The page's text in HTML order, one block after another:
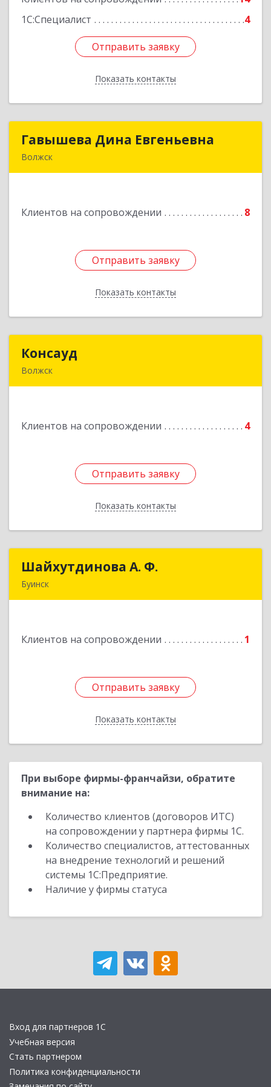
1С:Специалист
4
Отправить заявку
Показать контакты
Подробнее
Отправить заявку
Назад
Гавышева Дина Евгеньевна
Волжск
Клиентов на сопровождении 8
Отправить заявку
Показать контакты
Гавышева Дина Евгеньевна
Отправить заявку
Назад
Консауд
Волжск
Клиентов на сопровождении 4
Отправить заявку
Показать контакты
Подробнее
Отправить заявку
Назад
Шайхутдинова А. Ф.
Буинск
Клиентов на сопровождении 1
Отправить заявку
Показать контакты
Шайхутдинова А. Ф.
Отправить заявку
Назад
При выборе фирмы-франчайзи, обратите
внимание на:
Количество клиентов (договоров ИТС)
на сопровождении у партнера фирмы 1С.
Количество специалистов, аттестованных
на внедрение технологий и решений
системы 1С:Предприятие.
Наличие у фирмы статуса
Вход для партнеров 1С
Учебная версия
Стать партнером
Политика конфиденциальности